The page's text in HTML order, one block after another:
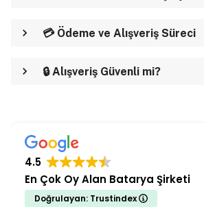
💳 Ödeme ve Alışveriş Süreci
🔒 Alışveriş Güvenli mi?